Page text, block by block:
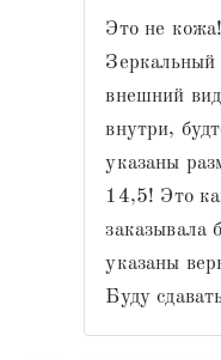
Это не
Зеркальный
внешний
внутри,
указаны
14,5! Это
заказывала
указаны
Буду